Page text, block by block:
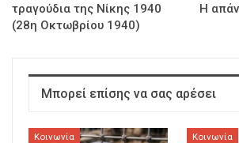
τραγούδια της Νίκης 1940
(28η Οκτωβρίου 1940)
Η
Μπορεί επίσης να σας αρέσει
Κοινωνία Κοινωνία